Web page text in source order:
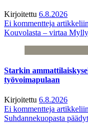
Kirjoitettu 6.8.2026
Ei kommentteja
Kouvolasta – virtaa
Starkin
työvoimapulaan
Kirjoitettu 6.8.2026
Ei kommentteja
Suhdannekuopasta